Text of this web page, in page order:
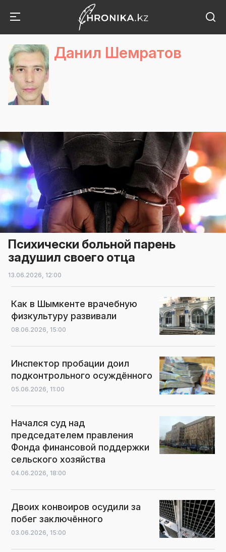
Данил Шемратов
Психически больной парень
задушил своего отца
13.06.2026, 12:00
Как в Шымкенте врачебную
физкультуру развивали
08.06.2026, 15:00
Инспектор пробации доил
подконтрольного осуждённого
05.06.2026, 11:00
Начался суд над
председателем правления
Фонда финансовой поддержки
сельского хозяйства
04.06.2026, 18:00
Двоих конвоиров осудили за
побег заключённого
03.06.2026, 15:00